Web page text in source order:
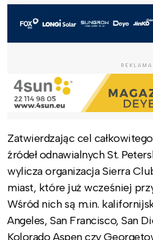
REKLAMA
Zatwierdzając cel
źródeł odnawialnych St.
wylicza organizacja Sierra
miast, które już wcześniej
Wśród nich są m.in.
Angeles, San Francisco, San
Kolorado Aspen czy